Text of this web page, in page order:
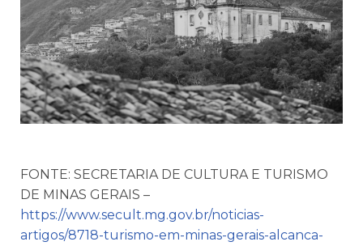
FONTE: SECRETARIA DE CULTURA E TURISMO
DE MINAS GERAIS –
https://www.secult.mg.gov.br/noticias-
artigos/8718-turismo-em-minas-gerais-alcanca-